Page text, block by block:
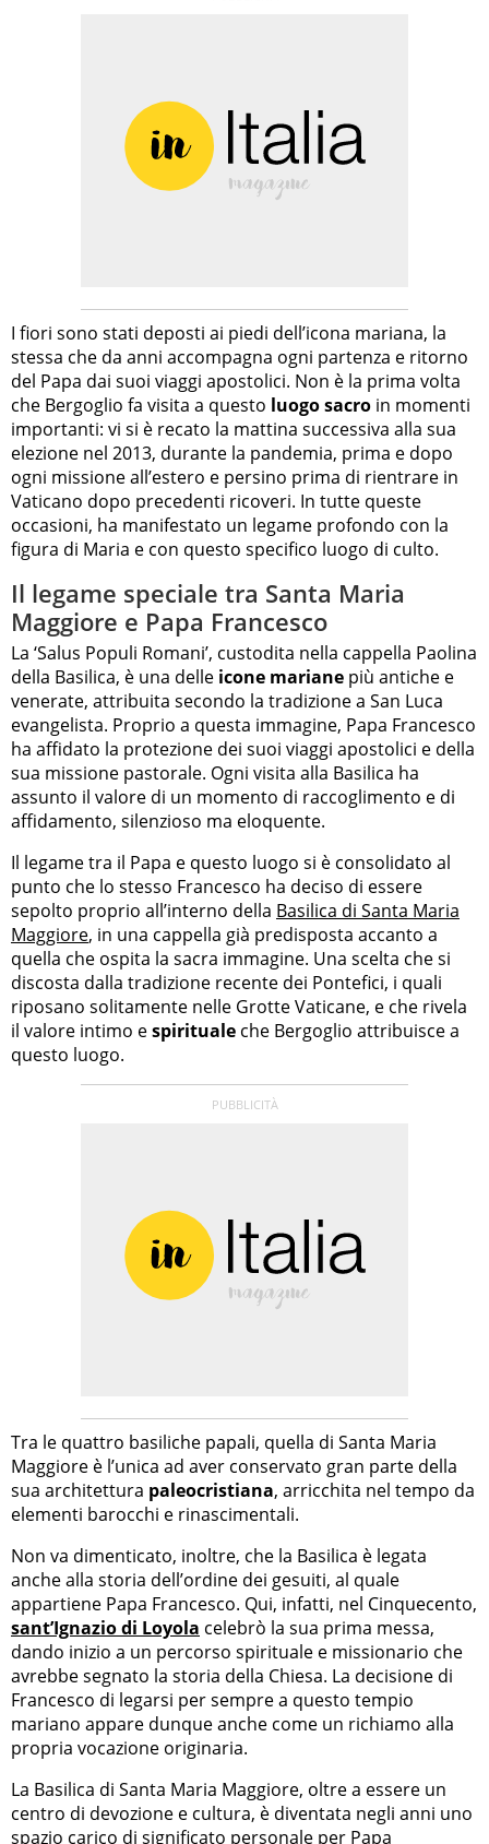
I fiori sono stati deposti ai piedi dell’icona mariana, la
stessa che da anni accompagna ogni partenza e ritorno
del Papa dai suoi viaggi apostolici. Non è la prima volta
che Bergoglio fa visita a questo luogo sacro in momenti
importanti: vi si è recato la mattina successiva alla sua
elezione nel 2013, durante la pandemia, prima e dopo
ogni missione all’estero e persino prima di rientrare in
Vaticano dopo precedenti ricoveri. In tutte queste
occasioni, ha manifestato un legame profondo con la
figura di Maria e con questo specifico luogo di culto.
Il legame speciale tra Santa Maria
Maggiore e Papa Francesco
La ‘Salus Populi Romani’, custodita nella cappella Paolina
della Basilica, è una delle icone mariane più antiche e
venerate, attribuita secondo la tradizione a San Luca
evangelista. Proprio a questa immagine, Papa Francesco
ha affidato la protezione dei suoi viaggi apostolici e della
sua missione pastorale. Ogni visita alla Basilica ha
assunto il valore di un momento di raccoglimento e di
affidamento, silenzioso ma eloquente.
Il legame tra il Papa e questo luogo si è consolidato al
punto che lo stesso Francesco ha deciso di essere
sepolto proprio all’interno della Basilica di Santa Maria
Maggiore, in una cappella già predisposta accanto a
quella che ospita la sacra immagine. Una scelta che si
discosta dalla tradizione recente dei Pontefici, i quali
riposano solitamente nelle Grotte Vaticane, e che rivela
il valore intimo espirituale che Bergoglio attribuisce a
questo luogo.
Tra le quattro basiliche papali, quella di Santa Maria
Maggiore è l’unica ad aver conservato gran parte della
sua architettura paleocristiana, arricchita nel tempo da
elementi barocchi e rinascimentali.
Non va dimenticato, inoltre, che la Basilica è legata
anche alla storia dell’ordine dei gesuiti, al quale
appartiene Papa Francesco. Qui, infatti, nel Cinquecento,
sant’Ignazio di Loyola celebrò la sua prima messa,
dando inizio a un percorso spirituale e missionario che
avrebbe segnato la storia della Chiesa. La decisione di
Francesco di legarsi per sempre a questo tempio
mariano appare dunque anche come un richiamo alla
propria vocazione originaria.
La Basilica di Santa Maria Maggiore, oltre a essere un
centro di devozione e cultura, è diventata negli anni uno
spazio carico di significato personale per Papa